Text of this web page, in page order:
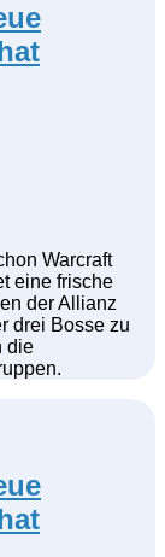
Warcraft
eine frische
der Allianz
drei Bosse zu
die